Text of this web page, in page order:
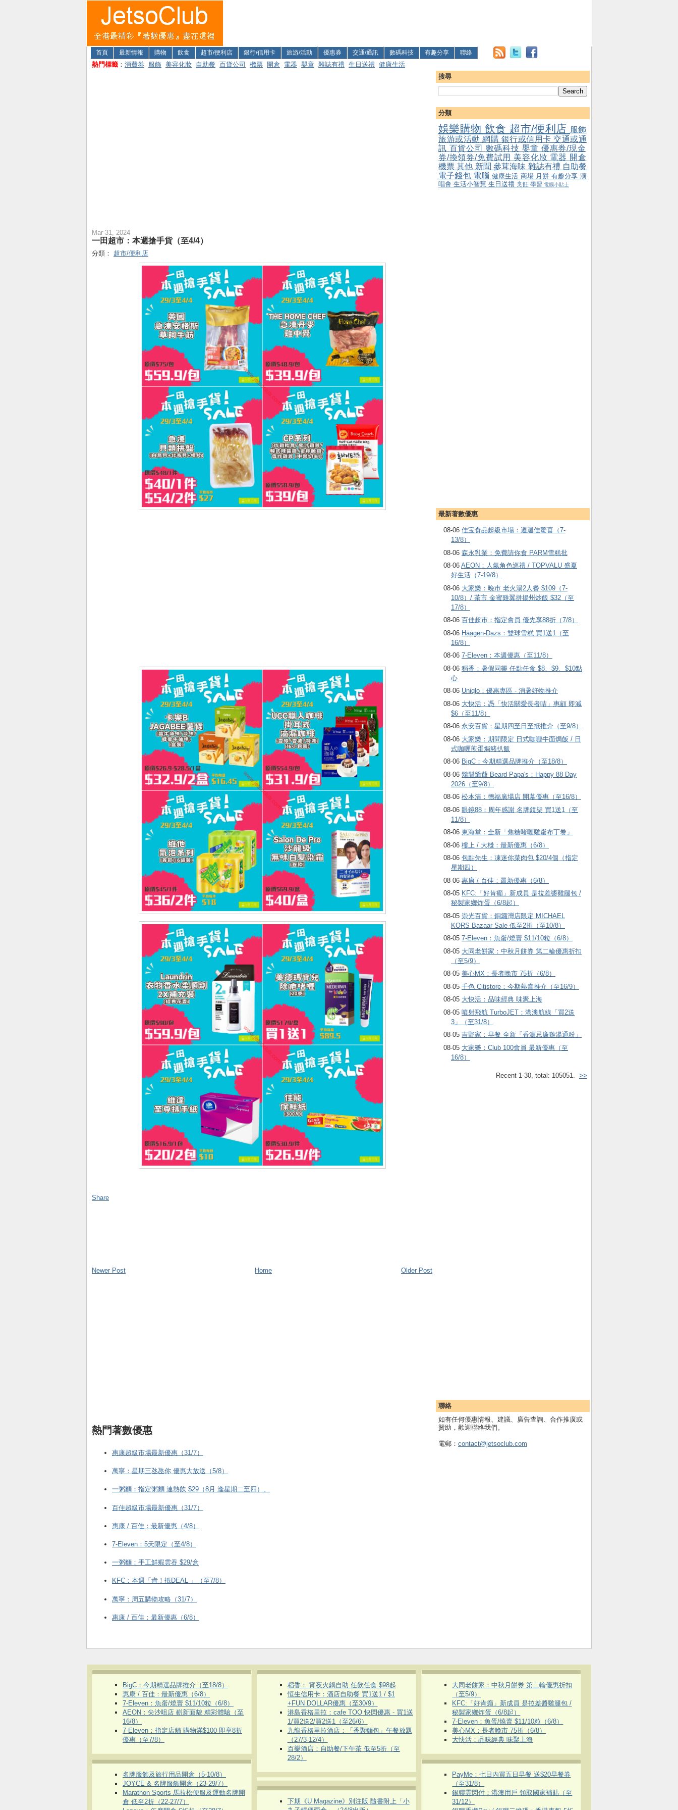
首頁 最新情報 購物 飲食 超市/便利店 銀行/信用卡 旅游/活動 優惠券 交通/通訊 數碼科技 有趣分享 聯絡
熱門標籤 ： 消費券 服飾 美容化妝 自助餐 百貨公司 機票 開倉 電器 嬰童 雜誌有禮 生日送禮 健康生活
搜尋
分類
娛樂購物 飲食 超市/便利店 服飾
旅游或活動 網購 銀行或信用卡 交通或通
訊 百貨公司 數碼科技 嬰童 優惠券/現金
券/換領券/免費試用 美容化妝 電器 開倉
機票其他 新聞參茸海味 雜誌有禮 自助餐
電子錢包 電腦 健康生活 商場 月餅 有趣分享 演
唱會 生活小智慧 生日送禮 烹飪 學習 電腦小貼士
最新著數優惠
08-06 佳宝食品超級市場：週週佳驚喜（7-
13/8）
08-06 森永乳業：免費請你食 PARM雪糕批
08-06 AEON：人氣角色巡禮 / TOPVALU 盛夏
好生活（7-19/8）
08-06 大家樂：晚市 老火湯2人餐 $109（7-
10/8）/ 茶市 金蜜雞翼拼揚州炒飯 $32（至
17/8）
08-06 百佳超市：指定會員 優先享88折（7/8）
08-06 Häagen-Dazs ：雙球雪糕 買1送1（至
16/8）
08-06 7-Eleven：本週優惠（至11/8）
08-06 稻香：暑假同樂 任點任食 $8、$9、$10點
心
08-06 Uniqlo：優惠專區 - 消暑好物推介
08-06 大快活：憑「快活關愛長者咭」惠顧 即減
$6（至11/8）
08-06 永安百貨：星期四至日至抵推介（至9/8）
08-06 大家樂：期間限定 日式咖喱牛面焗飯 / 日
式咖喱煎蛋焗豬扒飯
08-06 BigC：今期精選品牌推介（至18/8）
08-06 鬍鬚爺爺 Beard Papa's：Happy 88 Day
2026（至9/8）
08-06 松本清：德福廣場店 開幕優惠（至16/8）
08-06 眼鏡88：周年感謝 名牌鏡架 買1送1（至
11/8）
08-06 東海堂：全新「焦糖啫喱雞蛋布丁卷」
08-06 樓上 / 大棧：最新優惠（6/8）
08-06 包點先生：凍迷你菜肉包 $20/4個（指定
星期四）
08-06 惠康 / 百佳：最新優惠（6/8）
08-05 KFC:「好肯癲」新成員 是拉差醬雞腿包 /
秘製家鄉炸蛋（6/8起）
08-05 崇光百貨：銅鑼灣店限定 MICHAEL
KORS Bazaar Sale 低至2折（至10/8）
08-05 7-Eleven：魚蛋/燒賣 $11/10粒（6/8）
08-05 大同老餅家：中秋月餅券 第二輪優惠折扣
（至5/9）
08-05 美心MX：長者晚市 75折（6/8）
08-05 千色 Citistore：今期熱賣推介（至16/9）
08-05 大快活：品味經典 味聚上海
08-05 噴射飛航 TurboJET：港澳航線「買2送
3」（至31/8）
08-05 吉野家：早餐 全新「香濃忌廉雞湯通粉」
08-05 大家樂：Club 100會員 最新優惠（至
16/8）
Recent 1-30, total: 105051. >>
聯絡
如有任何優惠情報、建議、廣告查詢、合作推廣或
贊助，歡迎聯絡我們。
電郵： contact@jetsoclub.com
Mar 31, 2024
一田超市：本週搶手貨（至4/4）
分類： 超市/便利店
Share
Newer Post Older Post
Home
熱門著數優惠
惠康超級市場最新優惠（31/7）
萬寧：星期三氹氹你 優惠大放送（5/8）
一粥麵：指定粥麵 連熱飲 $29（8月 逢星期二至四）、
百佳超級市場最新優惠（31/7）
惠康 / 百佳：最新優惠（4/8）
7-Eleven：5天限定（至4/8）
一粥麵：手工鮮蝦雲吞 $29/盒
KFC ：本週「肯！抵DEAL 」（至7/8）
萬寧：周五購物攻略（31/7）
惠康 / 百佳：最新優惠（6/8）
BigC：今期精選品牌推介（至18/8）
惠康 / 百佳：最新優惠（6/8）
7-Eleven：魚蛋/燒賣 $11/10粒（6/8）
AEON：尖沙咀店 嶄新面貌 精彩體驗（至
16/8）
7-Eleven：指定店舖 購物滿$100 即享8折
優惠（至7/8）
名牌服飾及旅行用品開倉（5-10/8）
JOYCE & 名牌服飾開倉（23-29/7）
Marathon Sports 馬拉松便服及運動名牌開
倉 低至2折（22-27/7）
稻香： 宵夜火鍋自助 任飲任食 $98起
恒生信用卡：酒店自助餐 買1送1 / $1
+FUN DOLLAR優惠（至30/9）
港島香格里拉：cafe TOO 快閃優惠 - 買1送
1/買2送2/買2送1（至26/6）
九龍香格里拉酒店：「香聚麵包」午餐放題
（27/3-12/4）
百樂酒店：自助餐/下午茶 低至5折（至
28/2）
下期《U Magazine》別注版 隨書附上「小
大同老餅家：中秋月餅券 第二輪優惠折扣
（至5/9）
KFC:「好肯癲」新成員 是拉差醬雞腿包 /
秘製家鄉炸蛋（6/8起）
7-Eleven：魚蛋/燒賣 $11/10粒（6/8）
美心MX：長者晚市 75折（6/8）
大快活：品味經典 味聚上海
PayMe：七日內買五日早餐 送$20早餐券
（至31/8）
銀聯雲閃付：港澳用戶 領取國家補貼（至
31/12）